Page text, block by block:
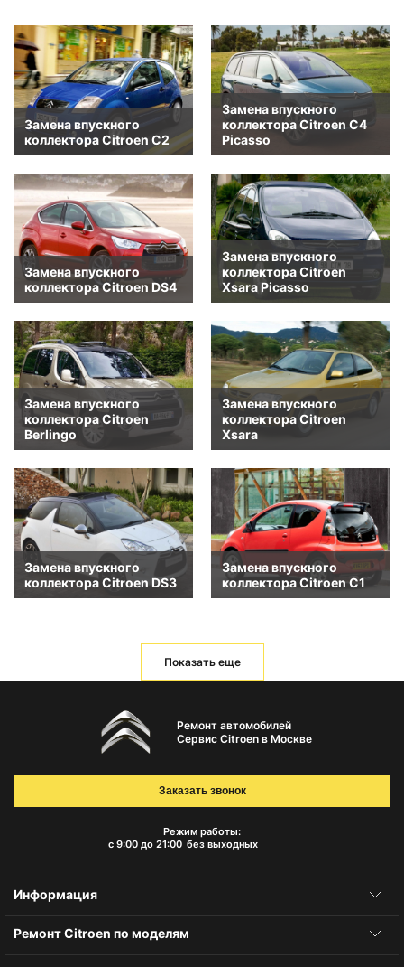
Замена впускного
коллектора Citroen C2
Замена впускного
коллектора Citroen C4
Picasso
Замена впускного
коллектора Citroen DS4
Замена впускного
коллектора Citroen
Xsara Picasso
Замена впускного
коллектора Citroen
Berlingo
Замена впускного
коллектора Citroen
Xsara
Замена впускного
коллектора Citroen DS3
Замена впускного
коллектора Citroen C1
Показать еще
Ремонт автомобилей
Сервис Citroen в Москве
Режим работы:
с 9:00 до 21:00 без выходных
Заказать звонок
Информация
Ремонт Citroen по моделям